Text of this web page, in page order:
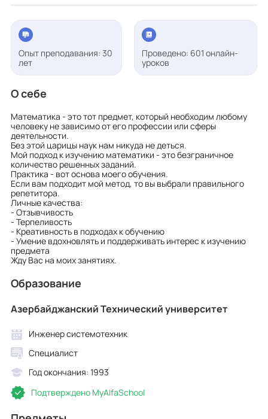
Опыт преподавания: 30
лет
Проведено: 601 онлайн-
уроков
О себе
Математика - это тот предмет, который необходим любому
человеку не зависимо от его профессии или сферы
деятельности.
Без этой царицы наук нам никуда не деться.
Мой подход к изучению математики - это безграничное
количество решенных заданий.
Практика - вот основа моего обучения.
Если вам подходит мой метод, то вы выбрали правильного
репетитора.
Личные качества:
- Отзывчивость
- Терпеливость
- Креативность в подходах к обучению
- Умение вдохновлять и поддерживать интерес к изучению
предмета
Жду Вас на моих занятиях.
Образование
Азербайджанский Технический университет
Инженер системотехник
Специалист
Год окончания: 1993
Подтверждено MyAlfaSchool